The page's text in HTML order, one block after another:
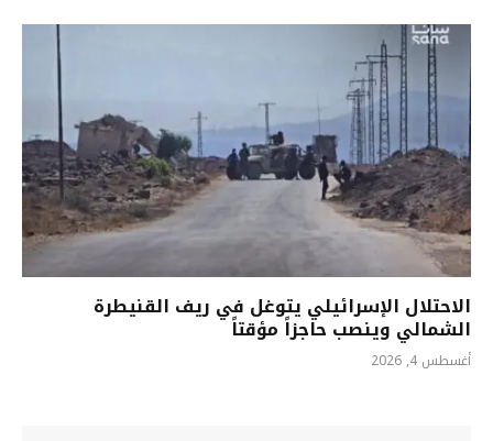
الاحتلال الإسرائيلي يتوغل في ريف القنيطرة
الشمالي وينصب حاجزاً مؤقتاً
أغسطس 4, 2026